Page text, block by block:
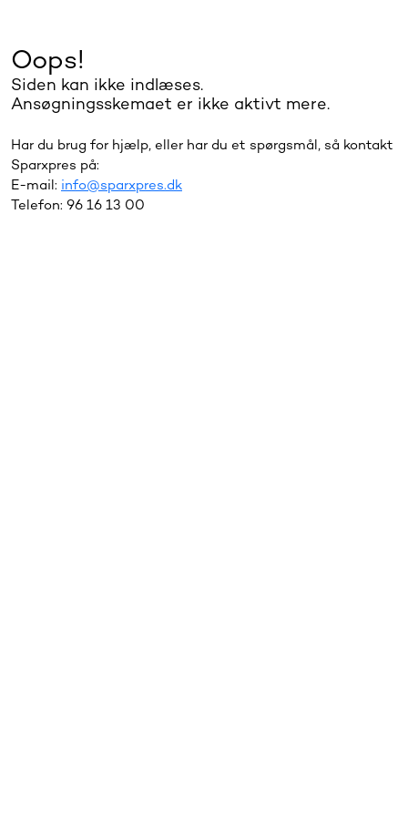
Oops!
Siden kan ikke indlæses.
Ansøgningsskemaet er ikke aktivt mere.
Har du brug for hjælp, eller har du et spørgsmål, så kontakt
Sparxpres på:
E-mail: info@sparxpres.dk
Telefon: 96 16 13 00